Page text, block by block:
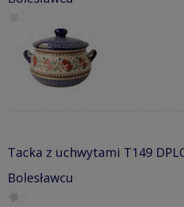
Tacka z uchwytami T149
Bolesławcu